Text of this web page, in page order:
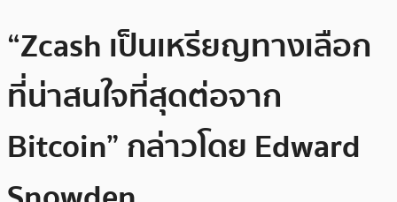
“Zcash เป็นเหรียญทางเลือก
ที่น่าสนใจที่สุดต่อจาก
Bitcoin” กล่าวโดย Edward